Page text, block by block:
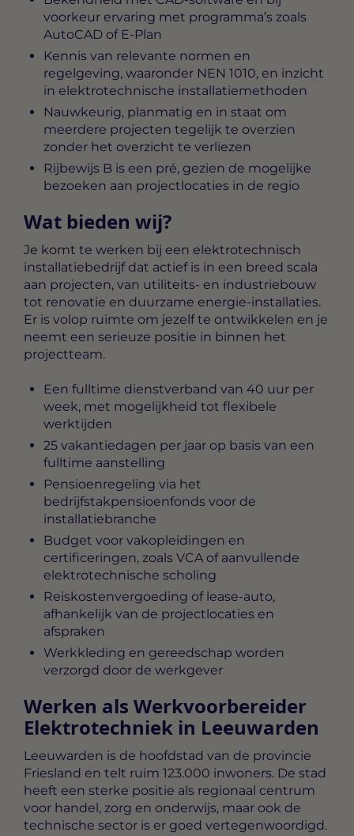
voorkeur ervaring met programma’s zoals
AutoCAD of E-Plan
Kennis van relevante normen en
regelgeving, waaronder NEN 1010, en inzicht
in elektrotechnische installatiemethoden
Nauwkeurig, planmatig en in staat om
meerdere projecten tegelijk te overzien
zonder het overzicht te verliezen
Rijbewijs B is een pré, gezien de mogelijke
bezoeken aan projectlocaties in de regio
Wat bieden wij?
Je komt te werken bij een elektrotechnisch
installatiebedrijf dat actief is in een breed scala
aan projecten, van utiliteits- en industriebouw
tot renovatie en duurzame energie-installaties.
Er is volop ruimte om jezelf te ontwikkelen en je
neemt een serieuze positie in binnen het
projectteam.
Een fulltime dienstverband van 40 uur per
week, met mogelijkheid tot flexibele
werktijden
25 vakantiedagen per jaar op basis van een
fulltime aanstelling
Pensioenregeling via het
bedrijfstakpensioenfonds voor de
installatiebranche
Budget voor vakopleidingen en
certificeringen, zoals VCA of aanvullende
elektrotechnische scholing
Reiskostenvergoeding of lease-auto,
afhankelijk van de projectlocaties en
afspraken
Werkkleding en gereedschap worden
verzorgd door de werkgever
Werken als Werkvoorbereider
Elektrotechniek in Leeuwarden
Leeuwarden is de hoofdstad van de provincie
Friesland en telt ruim 123.000 inwoners. De stad
heeft een sterke positie als regionaal centrum
voor handel, zorg en onderwijs, maar ook de
technische sector is er goed vertegenwoordigd.